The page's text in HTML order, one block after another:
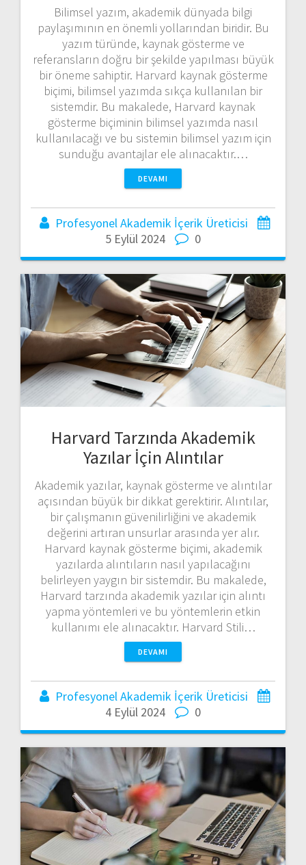
Bilimsel yazım, akademik dünyada bilgi
paylaşımının en önemli yollarından biridir. Bu
yazım türünde, kaynak gösterme ve
referansların doğru bir şekilde yapılması büyük
bir öneme sahiptir. Harvard kaynak gösterme
biçimi, bilimsel yazımda sıkça kullanılan bir
sistemdir. Bu makalede, Harvard kaynak
gösterme biçiminin bilimsel yazımda nasıl
kullanılacağı ve bu sistemin bilimsel yazım için
sunduğu avantajlar ele alınacaktır.…
DEVAMI
Profesyonel Akademik İçerik Üreticisi
5 Eylül 2024
0
Harvard Tarzında Akademik
Yazılar İçin Alıntılar
Akademik yazılar, kaynak gösterme ve alıntılar
açısından büyük bir dikkat gerektirir. Alıntılar,
bir çalışmanın güvenilirliğini ve akademik
değerini artıran unsurlar arasında yer alır.
Harvard kaynak gösterme biçimi, akademik
yazılarda alıntıların nasıl yapılacağını
belirleyen yaygın bir sistemdir. Bu makalede,
Harvard tarzında akademik yazılar için alıntı
yapma yöntemleri ve bu yöntemlerin etkin
kullanımı ele alınacaktır. Harvard Stili…
DEVAMI
Profesyonel Akademik İçerik Üreticisi
4 Eylül 2024
0